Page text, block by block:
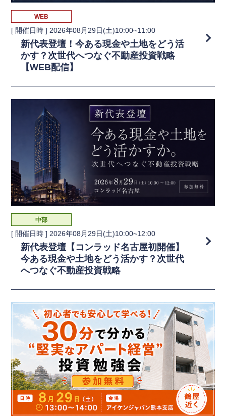
WEB
[ 開催日時 ] 2026年08月29日(土)10:00~11:00
新代表登壇！今ある現金や土地をどう活
かす？次世代へつなぐ不動産投資戦略
【WEB配信】
中部
[ 開催日時 ] 2026年08月29日(土)10:00~12:00
新代表登壇【コンラッド名古屋初開催】
今ある現金や土地をどう活かす？次世代
へつなぐ不動産投資戦略